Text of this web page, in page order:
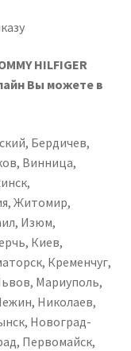
HILFIGER
Вы можете в
Бердичев,
Винница,
Житомир,
Изюм,
Киев,
Кременчуг,
Мариуполь,
Николаев,
Новоград-
Первомайск,